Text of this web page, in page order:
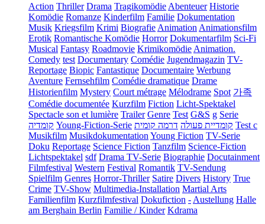
Action Thriller Drama Tragikomödie Abenteuer Historie
Komödie Romanze Kinderfilm Familie Dokumentation
Musik Kriegsfilm Krimi Biografie Animation Animationsfilm
Erotik Romantische Komödie Horror Dokumentarfilm Sci-Fi
Musical Fantasy Roadmovie Krimikomödie Animation.
Comedy test Documentary Comédie Jugendmagazin TV-
Reportage Biopic Fantastique Documentaire Werbung
Aventure Fernsehfilm Comédie dramatique Drame
Historienfilm Mystery Court métrage Mélodrame Spot 가족
Comédie documentée Kurzfilm Fiction Licht-Spektakel
Spectacle son et lumière Trailer Genre Test G&S g Serie
קומדיה Young-Fiction-Serie קומדיית פעולה דרמה קומית
Test c
Musikfilm Musikdokumentation Young Fiction TV-Serie
Doku Reportage Science Fiction Tanzfilm Science-Fiction
Lichtspektakel sdf Drama TV-Serie Biographie Docutainment
Filmfestival Western Festival Romantik TV-Sendung
Spielfilm Genres Horror-Thriller Satire Divers History True
Crime TV-Show Multimedia-Installation Martial Arts
Familienfilm Kurzfilmfestival Dokufiction - Austellung Halle
am Berghain Berlin Familie / Kinder Kdrama